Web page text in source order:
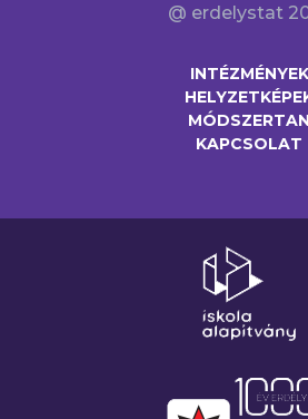
@ erdelystat
INTÉZMÉNYEK
MÓDSZERTAN
KAPCSOLAT